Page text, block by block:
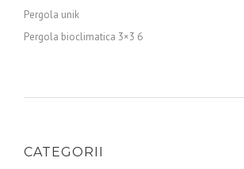
Pergola unik
Pergola bioclimatica 3×3 6
CATEGORII